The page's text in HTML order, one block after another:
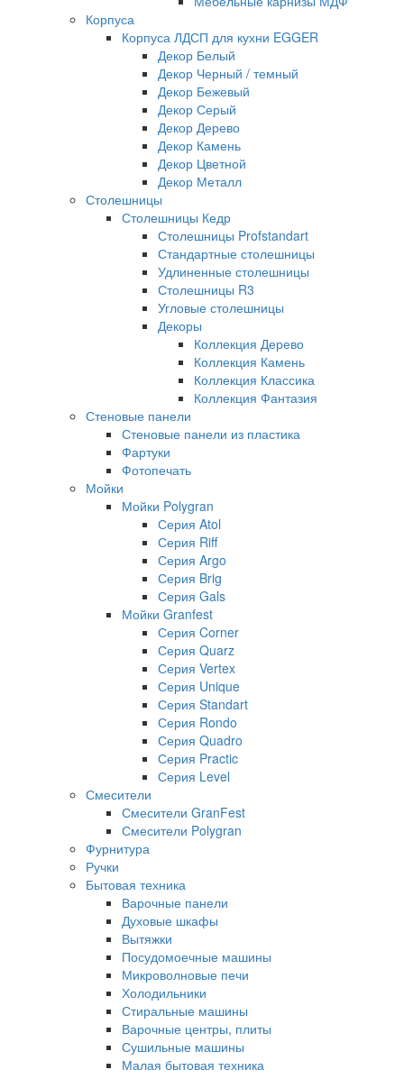
Корпуса
Корпуса ЛДСП для кухни EGGER
Декор Белый
Декор Черный / темный
Декор Бежевый
Декор Серый
Декор Дерево
Декор Камень
Декор Цветной
Декор Металл
Столешницы
Столешницы Кедр
Столешницы Profstandart
Стандартные столешницы
Удлиненные столешницы
Столешницы R3
Угловые столешницы
Декоры
Коллекция Дерево
Коллекция Камень
Коллекция Классика
Коллекция Фантазия
Стеновые панели
Стеновые панели из пластика
Фартуки
Фотопечать
Мойки
Мойки Polygran
Серия Atol
Серия Riff
Серия Argo
Серия Brig
Серия Gals
Мойки Granfest
Серия Corner
Серия Quarz
Серия Vertex
Серия Unique
Серия Standart
Серия Rondo
Серия Quadro
Серия Practic
Серия Level
Смесители
Смесители GranFest
Смесители Polygran
Фурнитура
Ручки
Бытовая техника
Варочные панели
Духовые шкафы
Вытяжки
Посудомоечные машины
Микроволновые печи
Холодильники
Стиральные машины
Варочные центры, плиты
Сушильные машины
Малая бытовая техника